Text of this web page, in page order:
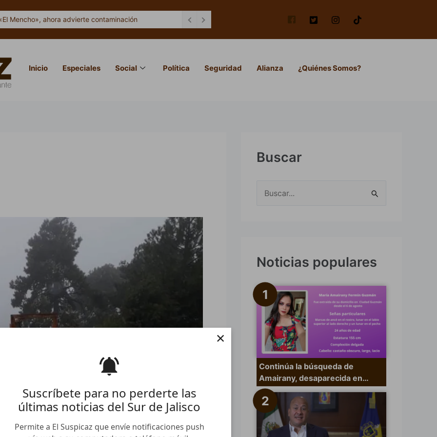
Suscríbete para no perderte las
últimas noticias del Sur de Jalisco
Permite a El Suspicaz que envíe notificaciones push
×
Mencho», ahora advierte contaminación
Inicio Especiales Social Política Seguridad Alianza ¿Quiénes Somos?
Buscar
a
p
o
Noticias populares
Continúa la búsqueda de
Amairany, desaparecida en…